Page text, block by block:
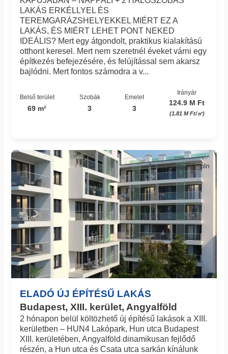
LAKÁS ERKÉLLYEL ÉS
TEREMGARÁZSHELYEKKEL MIÉRT EZ A
LAKÁS, ÉS MIÉRT LEHET PONT NEKED
IDEÁLIS? Mert egy átgondolt, praktikus kialakítású
otthont keresel. Mert nem szeretnél éveket várni egy
építkezés befejezésére, és felújítással sem akarsz
bajlódni. Mert fontos számodra a v...
Belső terület
69 m²
Szobák
3
Emelet
3
Irányár
124.9 M Ft
(1.81 M Ft/㎡)
ELADÓ ÚJ ÉPÍTÉSŰ LAKÁS
Budapest, XIII. kerület, Angyalföld
Azonosító: 363_pln
2 hónapon belül költözhető új építésű lakások a XIII.
kerületben – HUN4 Lakópark, Hun utca Budapest
XIII. kerületében, Angyalföld dinamikusan fejlődő
részén, a Hun utca és Csata utca sarkán kínálunk